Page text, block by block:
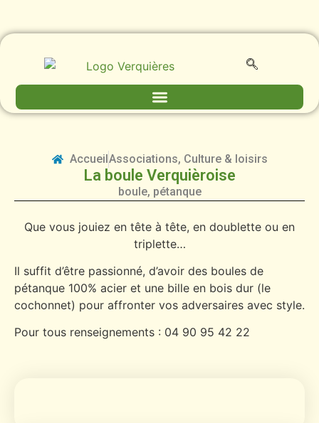
AccueilAssociations, Culture & loisirs
La boule Verquièroise
boule, pétanque
Que vous jouiez en tête à tête, en doublette ou en
triplette…
Il suffit d’être passionné, d’avoir des boules de
pétanque 100% acier et une bille en bois dur (le
cochonnet) pour affronter vos adversaires avec style.
Pour tous renseignements : 04 90 95 42 22